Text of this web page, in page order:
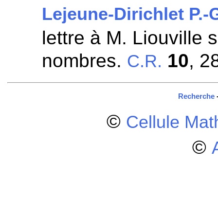
Lejeune-Dirichlet P.-
lettre à M. Liouville
nombres. C.R. 10,
Recherche
© Cellule
©